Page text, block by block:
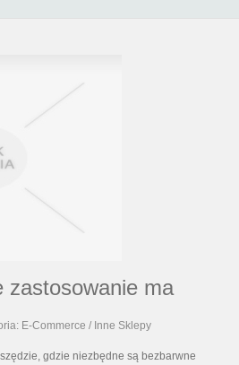
zastosowanie ma
E-Commerce / Inne Sklepy
gdzie niezbędne są bezbarwne